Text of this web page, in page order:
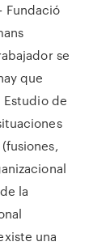
Fundació
se
que
de
la
una